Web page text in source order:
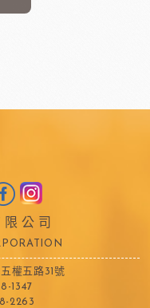
公司
權五路31號
1347
2263